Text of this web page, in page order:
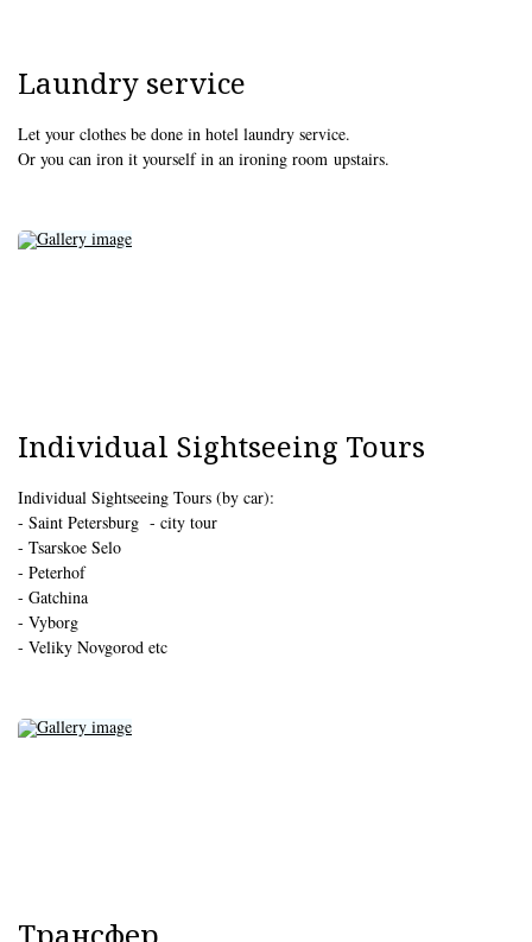
Laundry service
Let your clothes be done in hotel laundry service.
Or you can iron it yourself in an ironing room upstairs.
Individual Sightseeing Tours
Individual Sightseeing Tours (by car):
- Saint Petersburg - city tour
- Tsarskoe Selo
- Peterhof
- Gatchina
- Vyborg
- Veliky Novgorod etc